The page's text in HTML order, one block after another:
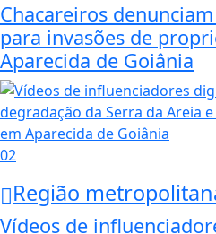
Chacareiros
para invasões de
Aparecida de Goiânia
02
Região
Vídeos de